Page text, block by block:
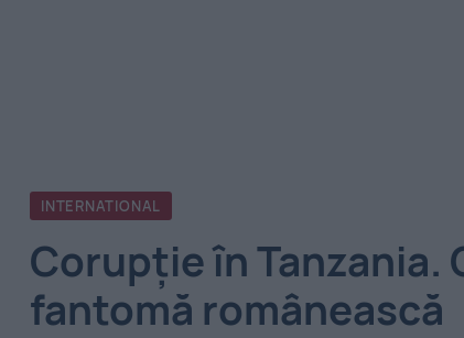
INTERNATIONAL
Corupție în Tanzania.
fantomă românească